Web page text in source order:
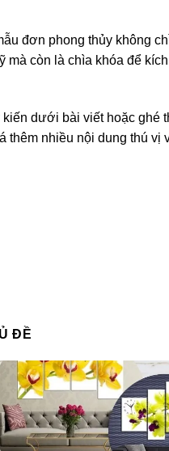
đơn phong thủy không
mà còn là chìa khóa để
kiến dưới bài viết hoặc ghé
thêm nhiều nội dung thú vị
ĐỀ